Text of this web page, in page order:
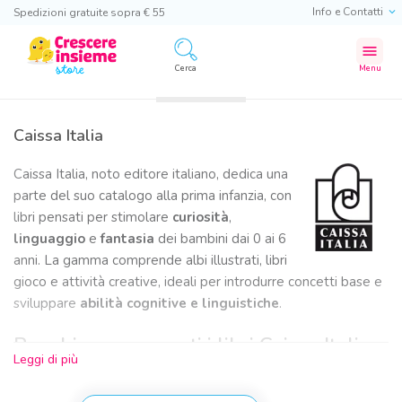
Info e Contatti
Spedizioni gratuite sopra € 55
Cerca
menu
Menu
Caissa Italia
Caissa Italia, noto editore italiano, dedica una
parte del suo catalogo alla prima infanzia, con
libri pensati per stimolare curiosità,
linguaggio efantasia dei bambini dai 0 ai 6
anni. La gamma comprende albi illustrati, libri
gioco e attività creative, ideali per introdurre concetti base e
sviluppare abilità cognitive e linguistiche.
Per chi sono pensati i libri Caissa Italia
Leggi di più